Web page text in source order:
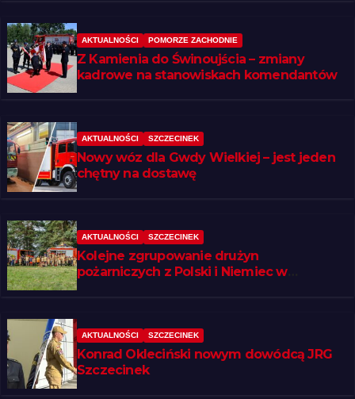
AKTUALNOŚCI POMORZE ZACHODNIE
Z Kamienia do Świnoujścia – zmiany
kadrowe na stanowiskach komendantów
AKTUALNOŚCI SZCZECINEK
Nowy wóz dla Gwdy Wielkiej – jest jeden
chętny na dostawę
AKTUALNOŚCI SZCZECINEK
Kolejne zgrupowanie drużyn
pożarniczych z Polski i Niemiec w
AKTUALNOŚCI SZCZECINEK
Konrad Okleciński nowym dowódcą JRG
Szczecinek